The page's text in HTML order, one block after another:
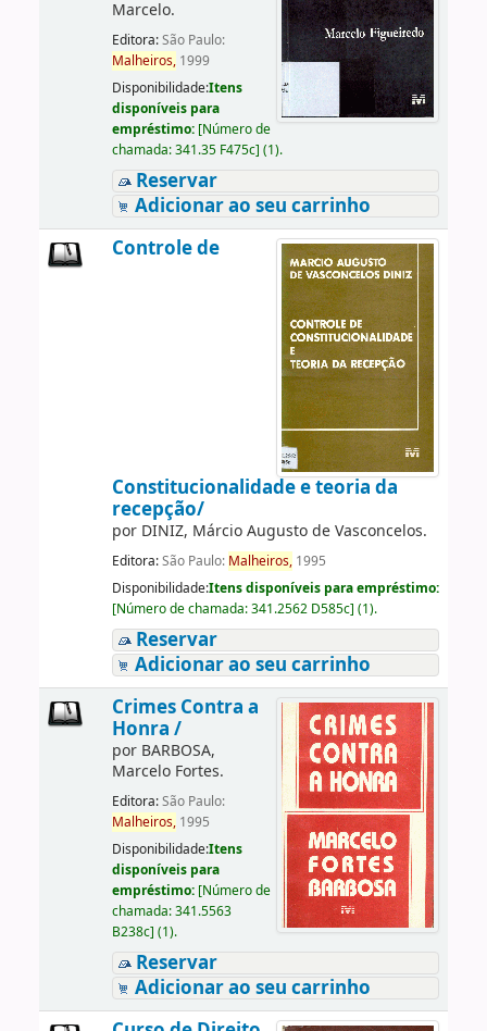
Marcelo.
Editora:São Paulo:
Malheiros,1999
Disponibilidade:Itens
disponíveis para
empréstimo: [Número de
chamada:341.35 F475c] (1).
Reservar
Adicionar ao seu carrinho
Controle de
Constitucionalidade e teoria da
recepção/
por DINIZ, Márcio Augusto de Vasconcelos.
Editora:São Paulo: Malheiros,1995
Disponibilidade:Itens disponíveis para empréstimo:
[Número de chamada:341.2562 D585c] (1).
Reservar
Adicionar ao seu carrinho
Crimes Contra a
Honra /
por BARBOSA,
Marcelo Fortes.
Editora:São Paulo:
Malheiros,1995
Disponibilidade:Itens
disponíveis para
empréstimo: [Número de
chamada:341.5563
B238c] (1).
Reservar
Adicionar ao seu carrinho